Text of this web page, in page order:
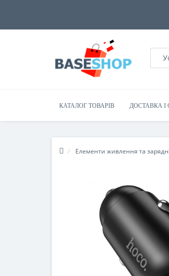
КАТАЛОГ ТОВАРІВ ДОСТАВКА І
Елементи живлення та